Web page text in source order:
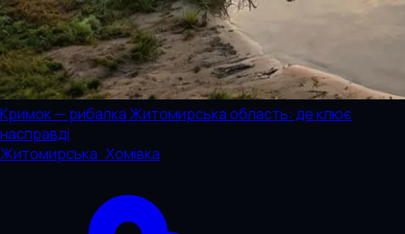
Кримок — рибалка Житомирська область: де клює
насправді
Житомирська · Хомівка